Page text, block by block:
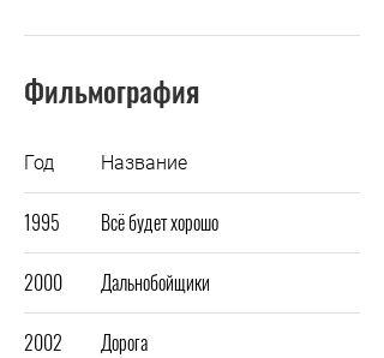
Фильмография
Год Название
1995 Всё будет хорошо
2000 Дальнобойщики
2002 Дорога